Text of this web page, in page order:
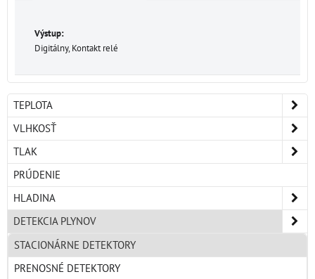
Výstup:
Digitálny, Kontakt relé
TEPLOTA
VLHKOSŤ
TLAK
PRÚDENIE
HLADINA
DETEKCIA PLYNOV
STACIONÁRNE DETEKTORY
PRENOSNÉ DETEKTORY